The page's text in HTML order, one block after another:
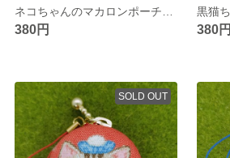
380円 380円
SOLD OUT